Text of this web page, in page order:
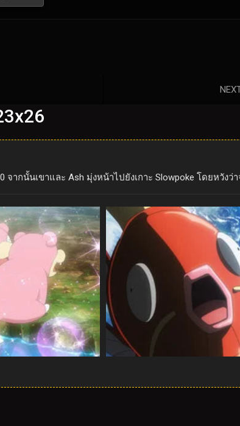
จากนั้นเขาและ Ash มุ่งหน้าไปยังเกาะ Slowpoke โดยหวังว่